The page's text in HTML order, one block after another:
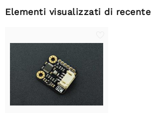
Elementi visualizzati di recente